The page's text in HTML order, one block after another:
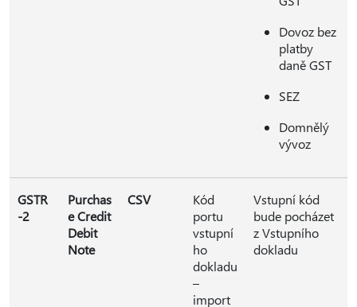
Dovoz bez
platby
daně GST
SEZ
Domnělý
vývoz
GSTR
-2
Purchas
e Credit
Debit
Note
CSV
Kód
portu
vstupní
ho
dokladu
–
import
Vstupní kód
bude pocházet
z Vstupního
dokladu